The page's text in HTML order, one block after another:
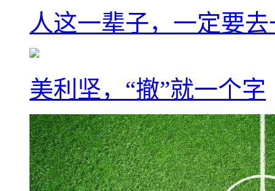
人这一辈子，一定要
美利坚，“撤”就一个字